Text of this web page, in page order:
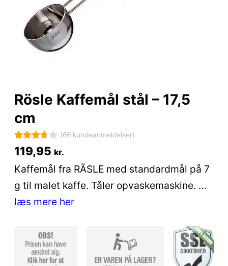
Rösle Kaffemål stål – 17,5
cm
Bedømt
3.7ud
af 5
baseret
66
ømmels
(66 kundeanmeldelser)
119,95 kr.
Kaffemål fra RÃSLE med standardmål på 7
g til malet kaffe. Tåler opvaskemaskine. …
læs mere her